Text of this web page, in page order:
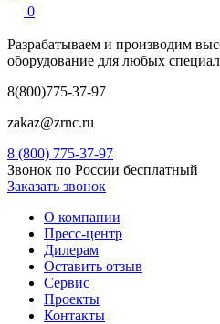
0
Разрабатываем и производим
оборудование для любых
8(800)775-37-97
zakaz@zrnc.ru
8 (800) 775-37-97
Звонок по России бесплатный
Заказать звонок
О компании
Пресс-центр
Дилерам
Оставить отзыв
Сервис
Проекты
Контакты